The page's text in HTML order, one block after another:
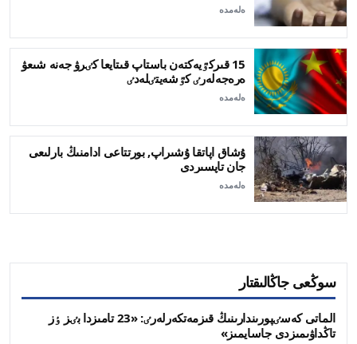
ەلەمدە
15 قىركٷيەكتەن باستاپ قىتايعا كٸرۋ جەنە شىعۋ
ەرەجەلەرٸ كٷشەيتٸلەدٸ
ەلەمدە
ۇشاق اپاتقا ۇشىراپ, بورتتاعى ادامنىڭ بارلىعى
جان تاپسىردى
ەلەمدە
سوڭعى جاڭالىقتار
الماتى كەسٸپورىندارىنىڭ قىزمەتكەرلەرٸ: «23 تامىزدا بٸز ٶز
تاڭداۋىمىزدى جاسايمىز»